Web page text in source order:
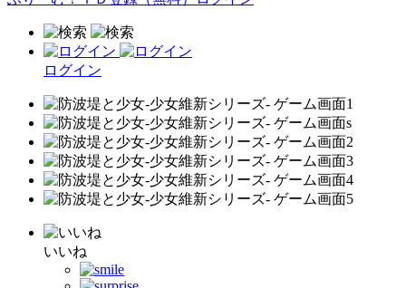
ログイン
いいね